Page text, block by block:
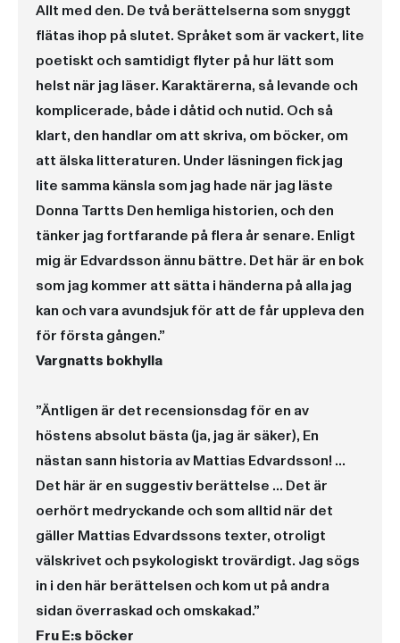
Allt med den. De två berättelserna som snyggt
flätas ihop på slutet. Språket som är vackert, lite
poetiskt och samtidigt flyter på hur lätt som
helst när jag läser. Karaktärerna, så levande och
komplicerade, både i dåtid och nutid. Och så
klart, den handlar om att skriva, om böcker, om
att älska litteraturen. Under läsningen fick jag
lite samma känsla som jag hade när jag läste
Donna Tartts Den hemliga historien, och den
tänker jag fortfarande på flera år senare. Enligt
mig är Edvardsson ännu bättre. Det här är en bok
som jag kommer att sätta i händerna på alla jag
kan och vara avundsjuk för att de får uppleva den
för första gången.”
Vargnatts bokhylla
”Äntligen är det recensionsdag för en av
höstens absolut bästa (ja, jag är säker), En
nästan sann historia av Mattias Edvardsson! …
Det här är en suggestiv berättelse … Det är
oerhört medryckande och som alltid när det
gäller Mattias Edvardssons texter, otroligt
välskrivet och psykologiskt trovärdigt. Jag sögs
in i den här berättelsen och kom ut på andra
sidan överraskad och omskakad.”
Fru E:s böcker